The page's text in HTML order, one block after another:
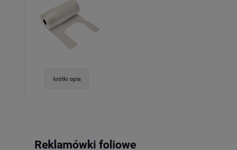
krótki opis
Reklamówki foliowe